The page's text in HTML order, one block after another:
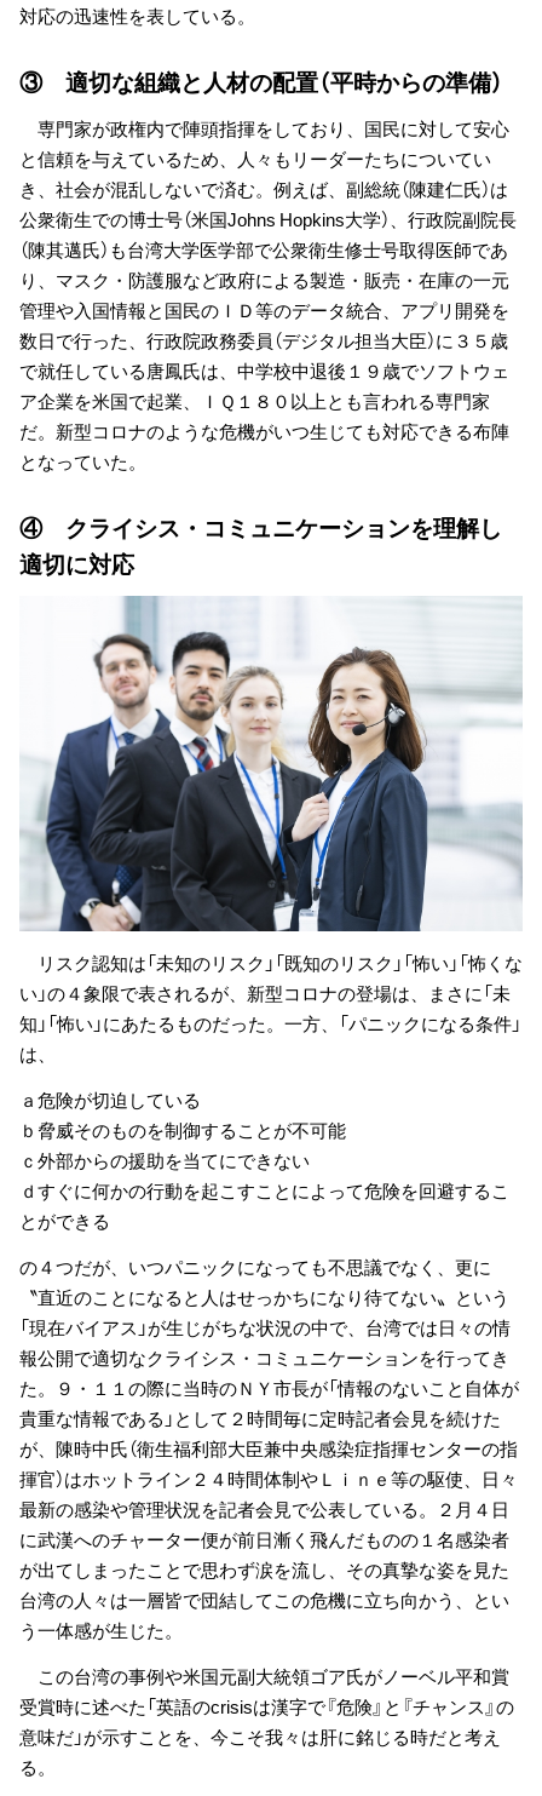
対応の迅速性を表している。
③ 適切な組織と人材の配置（平時からの準備）
専門家が政権内で陣頭指揮をしており、国民に対して安心
と信頼を与えているため、人々もリーダーたちについてい
き、社会が混乱しないで済む。例えば、副総統（陳建仁氏）は
公衆衛生での博士号（米国Johns Hopkins大学）、行政院副院長
（陳其邁氏）も台湾大学医学部で公衆衛生修士号取得医師であ
り、マスク・防護服など政府による製造・販売・在庫の一元
管理や入国情報と国民のＩＤ等のデータ統合、アプリ開発を
数日で行った、行政院政務委員（デジタル担当大臣）に３５歳
で就任している唐鳳氏は、中学校中退後１９歳でソフトウェ
ア企業を米国で起業、ＩＱ１８０以上とも言われる専門家
だ。新型コロナのような危機がいつ生じても対応できる布陣
となっていた。
④ クライシス・コミュニケーションを理解し
適切に対応
リスク認知は「未知のリスク」「既知のリスク」「怖い」「怖くな
い」の４象限で表されるが、新型コロナの登場は、まさに「未
知」「怖い」にあたるものだった。一方、「パニックになる条件」
は、
ａ危険が切迫している
ｂ脅威そのものを制御することが不可能
ｃ外部からの援助を当てにできない
ｄすぐに何かの行動を起こすことによって危険を回避するこ
とができる
の４つだが、いつパニックになっても不思議でなく、更に
〝直近のことになると人はせっかちになり待てない〟という
「現在バイアス」が生じがちな状況の中で、台湾では日々の情
報公開で適切なクライシス・コミュニケーションを行ってき
た。９・１１の際に当時のＮＹ市長が「情報のないこと自体が
貴重な情報である」として２時間毎に定時記者会見を続けた
が、陳時中氏（衛生福利部大臣兼中央感染症指揮センターの指
揮官）はホットライン２４時間体制やＬｉｎｅ等の駆使、日々
最新の感染や管理状況を記者会見で公表している。２月４日
に武漢へのチャーター便が前日漸く飛んだものの１名感染者
が出てしまったことで思わず涙を流し、その真摯な姿を見た
台湾の人々は一層皆で団結してこの危機に立ち向かう、とい
う一体感が生じた。
この台湾の事例や米国元副大統領ゴア氏がノーベル平和賞
受賞時に述べた「英語のcrisisは漢字で『危険』と『チャンス』の
意味だ」が示すことを、今こそ我々は肝に銘じる時だと考え
る。